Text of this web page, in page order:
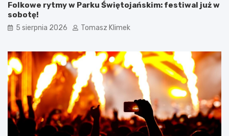
Folkowe rytmy w Parku Świętojańskim: festiwal już w
sobotę!
5 sierpnia 2026 Tomasz Klimek